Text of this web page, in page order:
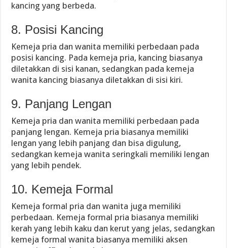
kancing yang berbeda.
8. Posisi Kancing
Kemeja pria dan wanita memiliki perbedaan pada
posisi kancing. Pada kemeja pria, kancing biasanya
diletakkan di sisi kanan, sedangkan pada kemeja
wanita kancing biasanya diletakkan di sisi kiri.
9. Panjang Lengan
Kemeja pria dan wanita memiliki perbedaan pada
panjang lengan. Kemeja pria biasanya memiliki
lengan yang lebih panjang dan bisa digulung,
sedangkan kemeja wanita seringkali memiliki lengan
yang lebih pendek.
10. Kemeja Formal
Kemeja formal pria dan wanita juga memiliki
perbedaan. Kemeja formal pria biasanya memiliki
kerah yang lebih kaku dan kerut yang jelas, sedangkan
kemeja formal wanita biasanya memiliki aksen